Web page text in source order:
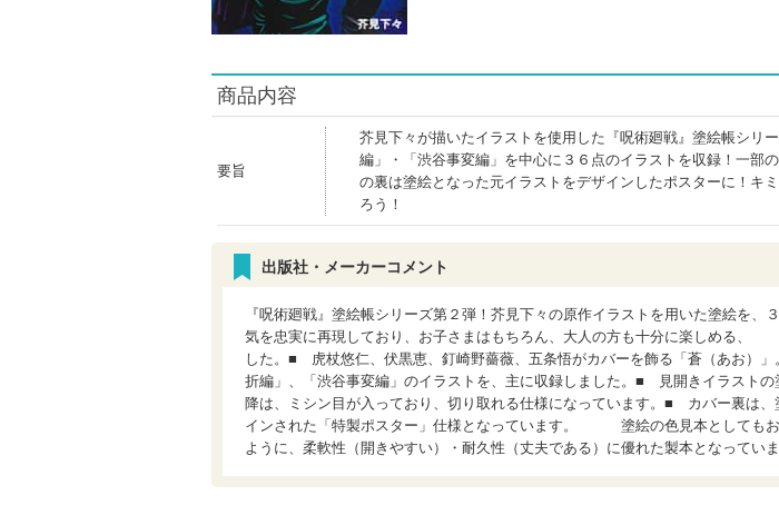
商品内容
要旨
芥見下々が描いたイラストを使用した『呪術廻戦』塗絵帳シリ
編」・「渋谷事変編」を中心に３６点のイラストを収録！一部
の裏は塗絵となった元イラストをデザインしたポスターに！キ
ろう！
出版社・メーカーコメント
『呪術廻戦』塗絵帳シリーズ第２弾！芥見下々の原作イラストを用いた塗絵を
気を忠実に再現しており、お子さまはもちろん、大人の方も十分に楽しめる、
した。■ 虎杖悠仁、伏黒恵、釘崎野薔薇、五条悟がカバーを飾る「蒼（あお
折編」、「渋谷事変編」のイラストを、主に収録しました。■ 見開きイラス
降は、ミシン目が入っており、切り取れる仕様になっています。■ カバー裏は、
インされた「特製ポスター」仕様となっています。 塗絵の色見本としても
ように、柔軟性（開きやすい）・耐久性（丈夫である）に優れた製本となっていま